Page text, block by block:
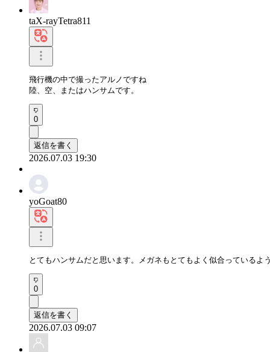
taX-rayTetra811
飛行機の中で撮ったアルノですね
陸、空、またはハンサムです。
0
返信を書く
2026.07.03 19:30
yoGoat80
とてもハンサムだと思います。メガネもとてもよく似合っているよ
0
返信を書く
2026.07.03 09:07